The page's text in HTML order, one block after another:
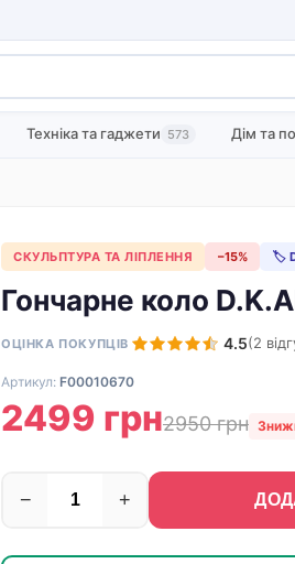
Техніка та гаджети 573 Дім та
СКУЛЬПТУРА ТА ЛІПЛЕННЯ −15% 🏷
Гончарне коло
ОЦІНКА ПОКУПЦІВ 4.5(2
Артикул: F00010670
2499 грн2950 грн
− +